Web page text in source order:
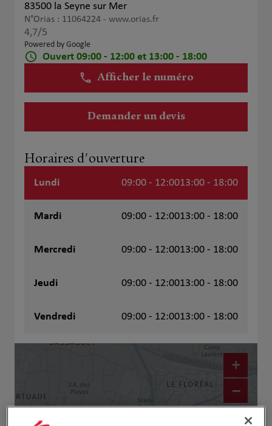
83500 la Seyne sur Mer
N°Orias : 11064224 - www.orias.fr
4,7/5
Powered by Google
Ouvert 09:00 - 12:00 et 13:00 - 18:00
Afficher le numéro
Demander un devis
Horaires d'ouverture
Lundi 09:00 - 12:0013:00 - 18:00
Mardi 09:00 - 12:0013:00 - 18:00
Mercredi 09:00 - 12:0013:00 - 18:00
Jeudi 09:00 - 12:0013:00 - 18:00
Vendredi 09:00 - 12:0013:00 - 18:00
+
−